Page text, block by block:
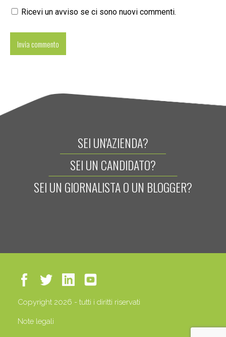
Ricevi un avviso se ci sono nuovi commenti.
SEI UN'AZIENDA?
SEI UN CANDIDATO?
SEI UN GIORNALISTA O UN BLOGGER?
Copyright 2026 - tutti i diritti riservati
Note legali